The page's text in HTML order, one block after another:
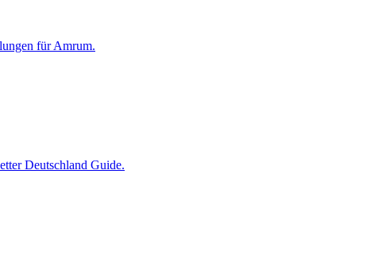
für Amrum.
Deutschland Guide.